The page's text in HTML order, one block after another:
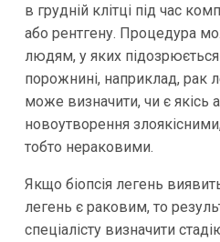
в грудній клітці під час
або рентгену. Процедура
людям, у яких підозрюється
порожнині, наприклад, рак
може визначити, чи є якісь
новоутворення
тобто нераковими.
Якщо біопсія легень
легень є раковим, то
спеціалісту визначити